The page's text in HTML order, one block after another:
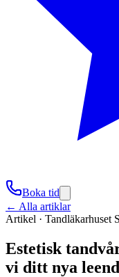
Boka tid
← Alla artiklar
Artikel · Tandläkarhuset
Estetisk
vi ditt nya